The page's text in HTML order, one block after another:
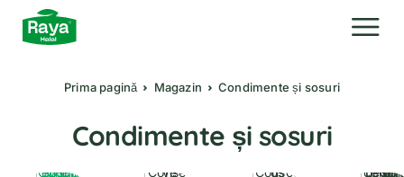
Prima pagină Magazin Condimente și sosuri
Condimente și sosuri